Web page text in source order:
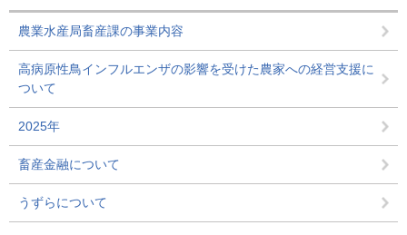
農業水産局畜産課の事業内容
高病原性鳥インフルエンザの影響を受けた農家への経営支援に
ついて
2025年
畜産金融について
うずらについて